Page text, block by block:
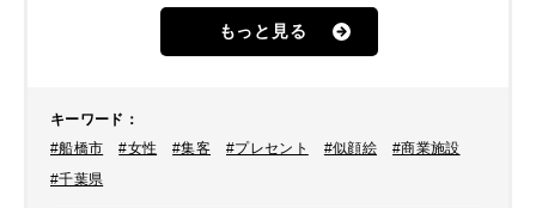
もっと見る
キーワード ：
#船橋市
#女性 #集客 #プレセント #似顔絵
#商業施設
#千葉県